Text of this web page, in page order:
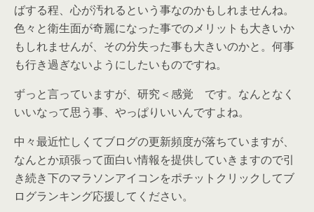
ばする程、心が汚れるという事なのかもしれませんね。
色々と衛生面が奇麗になった事でのメリットも大きいか
もしれませんが、その分失った事も大きいのかと。何事
も行き過ぎないようにしたいものですね。
ずっと言っていますが、研究＜感覚 です。なんとなく
いいなって思う事、やっぱりいいんですよね。
中々最近忙しくてブログの更新頻度が落ちていますが、
なんとか頑張って面白い情報を提供していきますので引
き続き下のマラソンアイコンをポチットクリックしてブ
ログランキング応援してください。